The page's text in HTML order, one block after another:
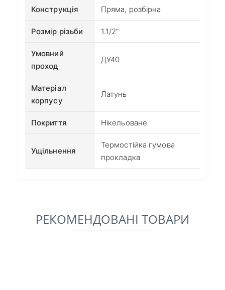
Конструкція Пряма, розбірна
Розмір різьби 1.1/2"
Умовний
проход
ДУ40
Матеріал
корпусу
Латунь
Покриття Нікельоване
Ущільнення
Термостійка гумова
прокладка
РЕКОМЕНДОВАНІ ТОВАРИ